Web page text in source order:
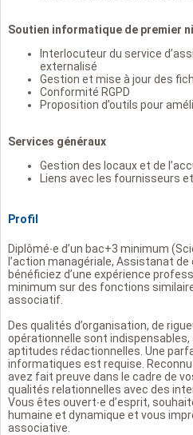
Soutien informatique de premier
Interlocuteur du service
externalisé
Gestion et mise à jour des
Conformité RGPD
Proposition d’outils pour
Services généraux
Gestion des locaux et de
Liens avec les fournisseurs
Profil
Diplômé∙e d’un bac+3 minimum
l’action managériale, Assistanat
bénéficiez d’une expérience
minimum sur des fonctions
associatif.
Des qualités d’organisation, de
opérationnelle sont
aptitudes rédactionnelles. Une
informatiques est requise.
avez fait preuve dans le cadre de
qualités relationnelles avec des
Vous êtes ouvert∙e d’esprit,
humaine et dynamique et vous
associative.